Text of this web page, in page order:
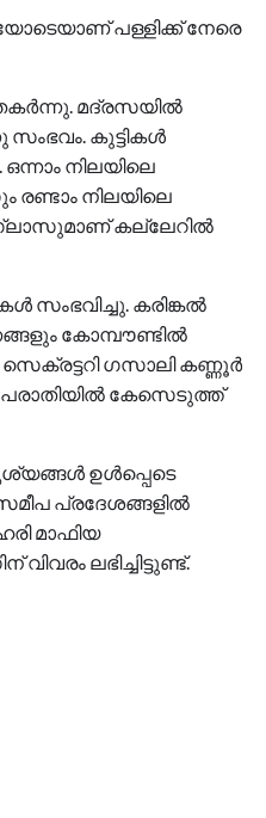
പള്ളിക്ക് നേരെ
മദ്രസയില്‍
സംഭവം. കുട്ടികള്‍
ഒന്നാം നിലയിലെ
നിലയിലെ
കല്ലേറില്‍
കരിങ്കല്‍
കോമ്പൗണ്ടില്‍
സെക്രട്ടറി ഗസാലി കണ്ണൂർ
പരാതിയില്‍ കേസെടുത്ത്
ഉള്‍പ്പെടെ
പ്രദേശങ്ങളില്‍
മാഫിയ
ലഭിച്ചിട്ടുണ്ട്.